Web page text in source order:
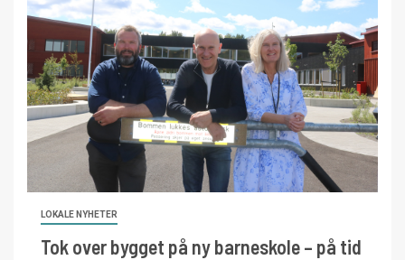
LOKALE NYHETER
Tok over bygget på ny barneskole – på tid